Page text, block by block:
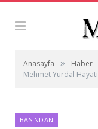
Anasayfa » Haber -
Mehmet Yurdal
BASINDAN